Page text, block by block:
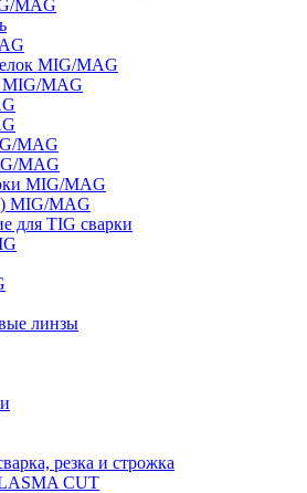
MAG
MIG/MAG
MAG
MAG
MAG
MIG/MAG
MIG/MAG
для TIG сварки
линзы
резка и строжка
CUT